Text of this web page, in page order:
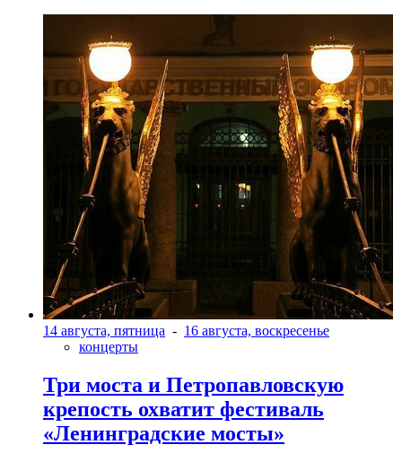
14 августа, пятница - 16 августа, воскресенье
концерты
Три моста и Петропавловскую
крепость охватит фестиваль
«Ленинградские мосты»